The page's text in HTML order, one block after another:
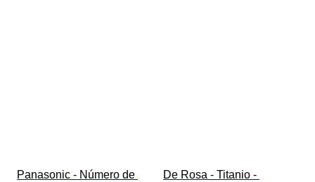
Panasonic - Número de
De Rosa - Titanio -